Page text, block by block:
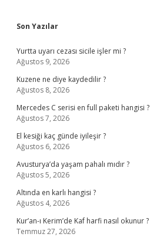
Sidebar
Son Yazılar
Yurtta uyarı cezası sicile işler mi ?
Ağustos 9, 2026
Kuzene ne diye kaydedilir ?
Ağustos 8, 2026
Mercedes C serisi en full paketi hangisi ?
Ağustos 7, 2026
El kesiği kaç günde iyileşir ?
Ağustos 6, 2026
Avusturya’da yaşam pahalı mıdır ?
Ağustos 5, 2026
Altında en karlı hangisi ?
Ağustos 4, 2026
Kur’an-ı Kerim’de Kaf harfi nasıl okunur ?
Temmuz 27, 2026